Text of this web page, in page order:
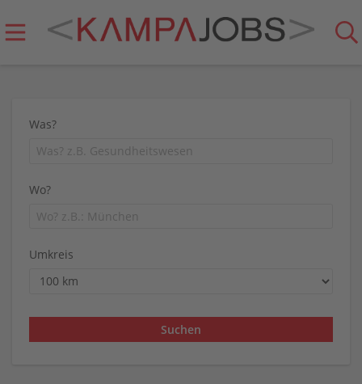
Was?
Wo?
Umkreis